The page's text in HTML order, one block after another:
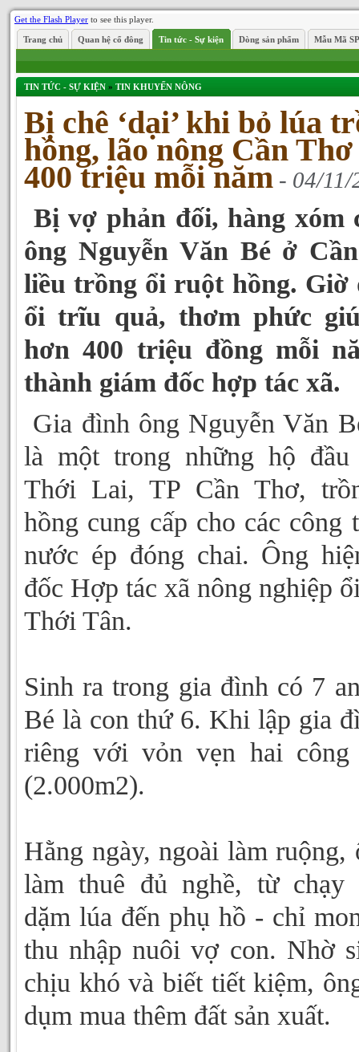
Get the Flash Player to see this player.
Trang chủ Quan hệ cổ đông Tin tức - Sự kiện Dòng sản phẩm Mẫu Mã SP
TIN TỨC - SỰ KIỆN » TIN KHUYẾN NÔNG
Bị chê ‘dại’ khi bỏ lúa
hồng, lão nông Cần
400 triệu mỗi năm - 04/11/
Bị vợ phản đối, hàng xóm
ông Nguyễn Văn Bé ở
liều trồng ổi ruột hồng. Giờ
ổi trĩu quả, thơm phức
hơn 400 triệu đồng mỗi
thành giám đốc hợp tác xã.
Gia đình ông Nguyễn Văn
là một trong những hộ
Thới Lai, TP Cần Thơ,
hồng cung cấp cho các công
nước ép đóng chai. Ông
đốc Hợp tác xã nông nghiệp
Thới Tân.
Sinh ra trong gia đình có 7
Bé là con thứ 6. Khi lập gia
riêng với vỏn vẹn hai công
(2.000m2).
Hằng ngày, ngoài làm ruộng,
làm thuê đủ nghề, từ chạy
dặm lúa đến phụ hồ - chỉ
thu nhập nuôi vợ con. Nhờ
chịu khó và biết tiết kiệm,
dụm mua thêm đất sản xuất.